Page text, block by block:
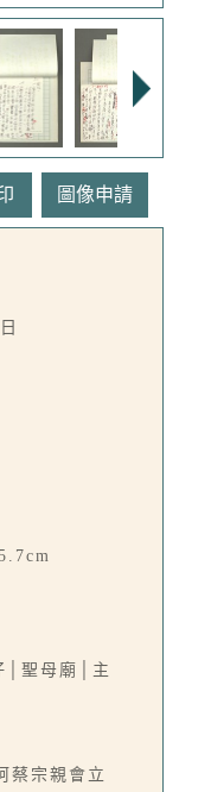
│聖母廟│主
蔡宗親會立